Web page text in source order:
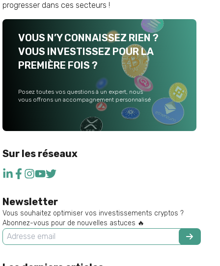
progresser dans ces secteurs !
VOUS N’Y CONNAISSEZ RIEN ?
VOUS INVESTISSEZ POUR LA
PREMIÈRE FOIS ?
Posez toutes vos questions à un expert, nous
vous offrons un accompagnement personnalisé
Sur les réseaux
Newsletter
Vous souhaitez optimiser vos investissements cryptos ?
Abonnez-vous pour de nouvelles astuces 🔥